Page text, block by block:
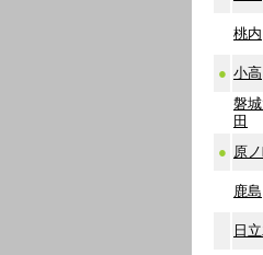
桃内
● 小高
磐
田
● 原
鹿島
日